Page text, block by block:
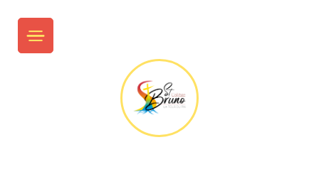
content
PRIMARY MENU